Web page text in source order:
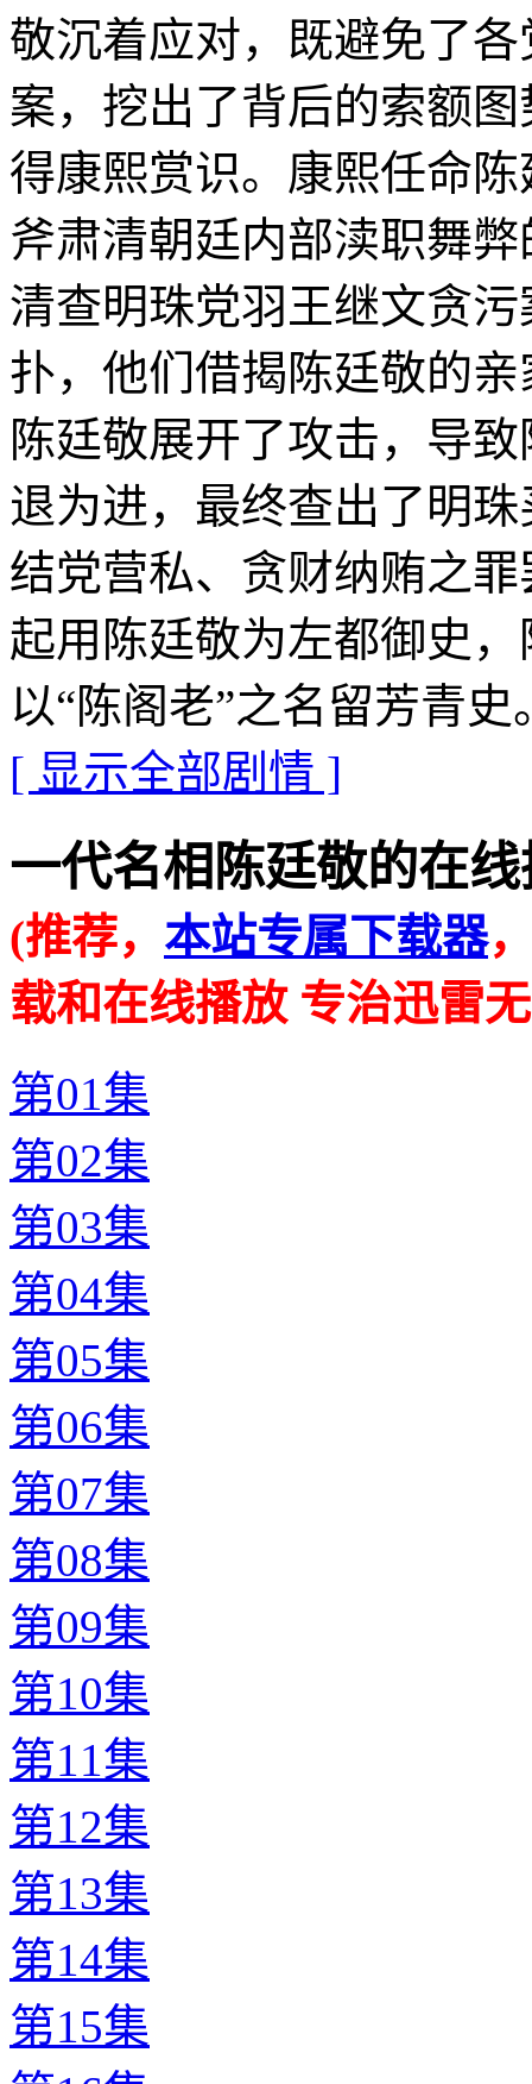
敬沉着应对，既避免了
案，挖出了背后的索额
得康熙赏识。康熙任命
斧肃清朝廷内部渎职舞
清查明珠党羽王继文贪
扑，他们借揭陈廷敬的
陈廷敬展开了攻击，导
退为进，最终查出了明
结党营私、贪财纳贿之
起用陈廷敬为左都御史
以“陈阁老”之名留芳青史
[ 显示全部剧情 ]
一代名相陈廷敬的在线
(推荐， 本站专属下载器
载和在线播放 专治迅雷
第01集
第02集
第03集
第04集
第05集
第06集
第07集
第08集
第09集
第10集
第11集
第12集
第13集
第14集
第15集